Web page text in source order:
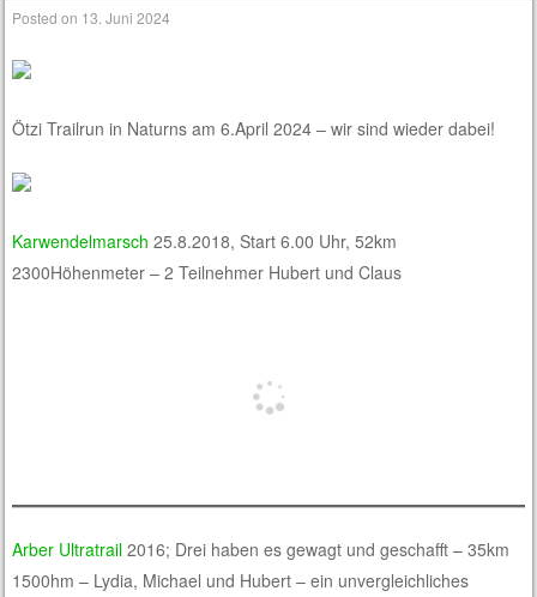
Posted on 13. Juni 2024
Ötzi Trailrun in Naturns am 6.April 2024 – wir sind wieder dabei!
Karwendelmarsch 25.8.2018, Start 6.00 Uhr, 52km
2300Höhenmeter – 2 Teilnehmer Hubert und Claus
Arber Ultratrail 2016; Drei haben es gewagt und geschafft – 35km
1500hm – Lydia, Michael und Hubert – ein unvergleichliches